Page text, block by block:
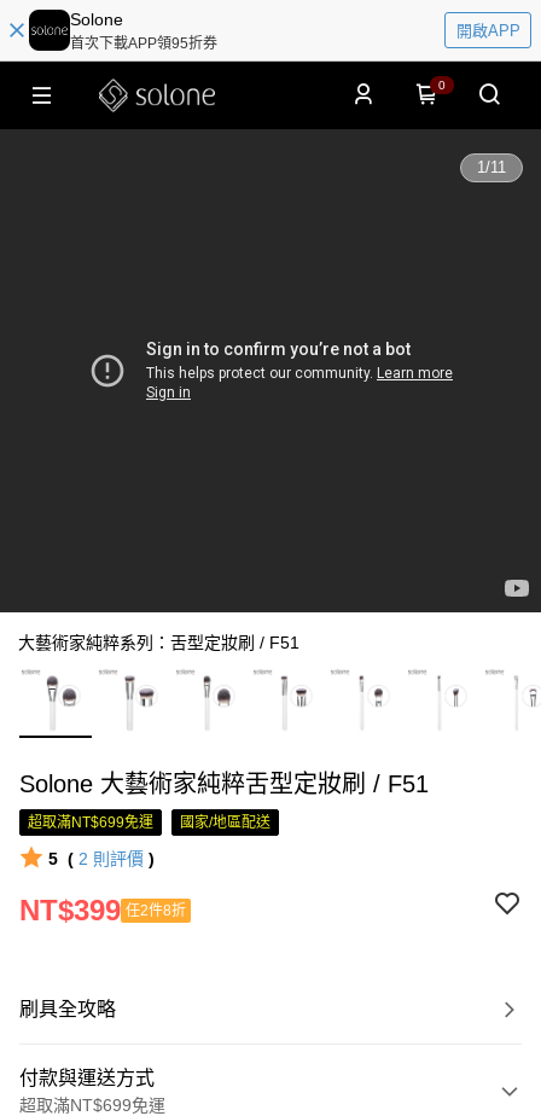
Solone
首次下載APP領95折券
開啟APP
0
1/11
大藝術家純粹系列：舌型定妝刷 / F51
Solone 大藝術家純粹舌型定妝刷 / F51
超取滿NT$699免運 國家/地區配送
5 ( 2 則評價 )
NT$399 任2件8折
刷具全攻略
付款與運送方式
超取滿NT$699免運